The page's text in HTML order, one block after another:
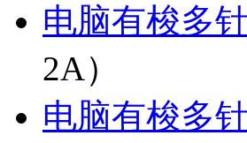
电脑有梭多
2A）
电脑有梭多